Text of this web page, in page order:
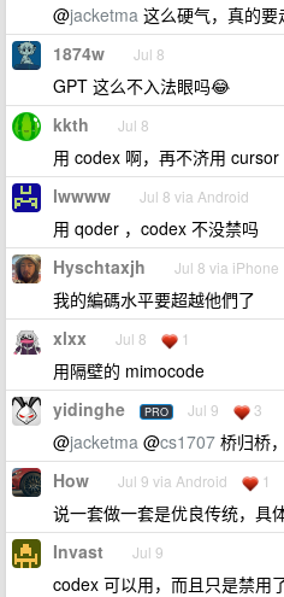
@jacketma 这么硬气，真的要
1874w Jul 8
GPT 这么不入法眼吗😂
kkth Jul 8
用 codex 啊，再不济用 cursor
lwwww Jul 8 via Android
用 qoder ，codex 不没禁吗
Hyschtaxjh Jul 8 via iPhone
我的編碼水平要超越他們了
xlxx Jul 8 1
用隔壁的 mimocode
yidinghe PRO Jul 9 3
@jacketma @cs1707 桥归桥
How Jul 9 via Android 1
说一套做一套是优良传统，具
Invast Jul 9
codex 可以用，而且只是禁用